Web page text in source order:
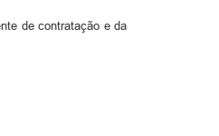
de contratação e da